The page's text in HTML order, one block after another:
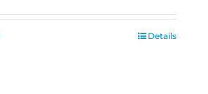
Details